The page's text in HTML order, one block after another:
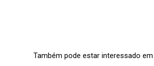
Também pode estar interessado